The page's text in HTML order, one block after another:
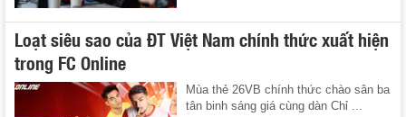
Loạt siêu sao của ĐT Việt Nam chính thức xuất hiện
trong FC Online
Mùa thẻ 26VB chính thức chào sân ba
tân binh sáng giá cùng dàn Chỉ ...